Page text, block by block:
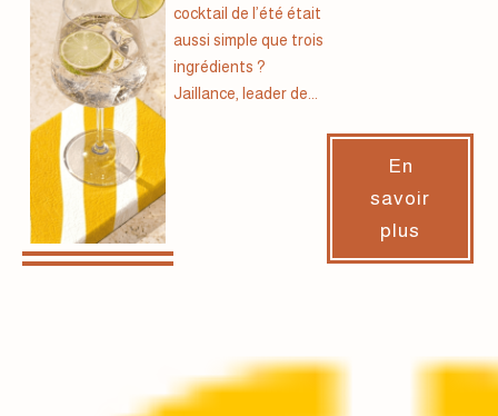
cocktail de l’été était
aussi simple que trois
ingrédients ?
Jaillance, leader de...
En
savoir
plus